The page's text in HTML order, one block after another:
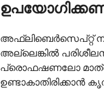
അഫ്‌ലിബെർസെപ്റ്റ്
അല്ലെങ്കിൽ
പ്രൊഫഷണലോ
ഉണ്ടാകാതിരിക്കാൻ